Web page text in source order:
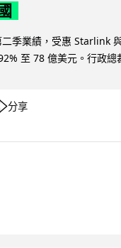
季業績，受惠 Starlink
至 78 億美元。行政總
分享